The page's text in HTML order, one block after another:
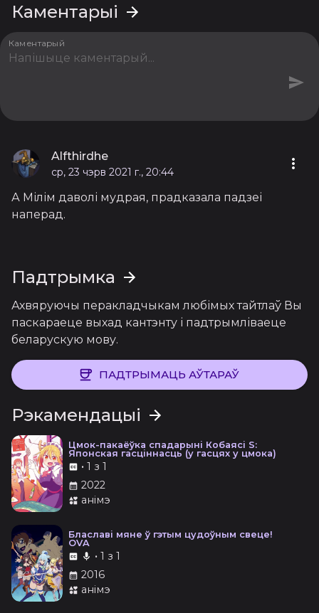
Каментарыі
Каментарый
Alfthirdhe
ср, 23 чэрв 2021 г., 20:44
А Мілім даволі мудрая, прадказала падзеі
наперад.
Падтрымка
Ахвяруючы перакладчыкам любімых тайтлаў Вы
паскараеце выхад кантэнту і падтрымліваеце
беларускую мову.
ПАДТРЫМАЦЬ АЎТАРАЎ
Рэкамендацыі
Цмок-пакаёўка спадарыні Кобаясі S:
Японская гасціннасць (у гасцях у цмока)
• 1 з 1
2022
анімэ
Блаславі мяне ў гэтым цудоўным свеце!
OVA
• 1 з 1
2016
анімэ